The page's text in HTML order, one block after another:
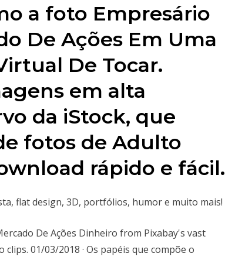
a foto Empresário
De Ações Em Uma
De Tocar.
em alta
da iStock, que
fotos de Adulto
rápido e fácil.
flat design, 3D, portfólios, humor e muito mais!
De Ações Dinheiro from Pixabay's vast
01/03/2018 · Os papéis que compõe o